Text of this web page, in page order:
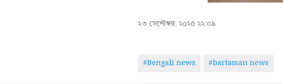
২৩ সেপ্টেম্বর, ২০২৫ ২২:০৯
#Bengali news #bartaman news